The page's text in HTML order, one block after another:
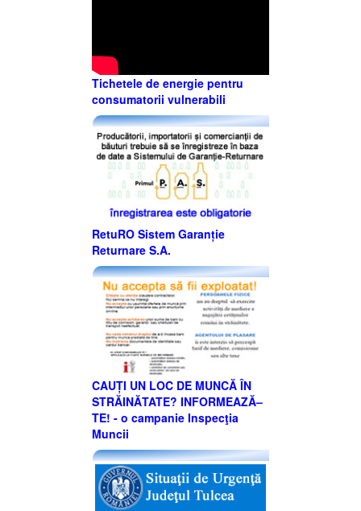
Tichetele de energie pentru
consumatorii vulnerabili
RetuRO Sistem Garanție
Returnare S.A.
CAUȚI UN LOC DE MUNCĂ ÎN
STRĂINĂTATE? INFORMEAZĂ–
TE! - o campanie Inspecţia
Muncii